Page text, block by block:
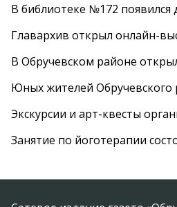
В библиотеке №172
Главархив открыл онлайн-
В Обручевском районе
Юных жителей Обручевского
Экскурсии и арт-квесты
Занятие по йоготерапии